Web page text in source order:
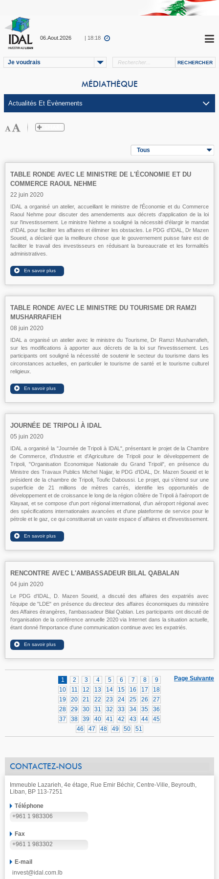
06.Aout.2026 | 18:18
Je voudrais
MÉDIATHÈQUE
Tous
TABLE RONDE AVEC LE MINISTRE DE L'ÉCONOMIE ET DU
COMMERCE RAOUL NEHME
22 juin 2020
IDAL a organisé un atelier, accueillant le ministre de l'Économie et du Commerce
Raoul Nehme pour discuter des amendements aux décrets d'application de la loi
sur l'investissement. Le ministre Nehme a souligné la nécessité d'élargir le mandat
d'IDAL pour faciliter les affaires et éliminer les obstacles. Le PDG d'IDAL, Dr Mazen
Soueid, a déclaré que la meilleure chose que le gouvernement puisse faire est de
faciliter le travail des investisseurs en réduisant la bureaucratie et les formalités
administratives.
TABLE RONDE AVEC LE MINISTRE DU TOURISME DR RAMZI
MUSHARRAFIEH
08 juin 2020
IDAL a organisé un atelier avec le ministre du Tourisme, Dr Ramzi Musharrafieh,
sur les modifications à apporter aux décrets de la loi sur l'investissement. Les
participants ont souligné la nécessité de soutenir le secteur du tourisme dans les
circonstances actuelles, en particulier le tourisme de santé et le tourisme culturel
religieux.
JOURNÉE DE TRIPOLI À IDAL
05 juin 2020
IDAL a organisé la "Journée de Tripoli à IDAL", présentant le projet de la Chambre
de Commerce, d'Industrie et d'Agriculture de Tripoli pour le développement de
Tripoli, "Organisation Economique Nationale du Grand Tripoli", en présence du
Ministre des Travaux Publics Michel Najjar, le PDG d'IDAL, Dr. Mazen Soueid et le
président de la chambre de Tripoli, Toufic Daboussi. Le projet, qui s'étend sur une
superficie de 21 millions de mètres carrés, identifie les opportunités de
développement et de croissance le long de la région côtière de Tripoli à l'aéroport de
Klayaat, et se compose d'un port régional international, d'un aéroport régional avec
des spécifications internationales avancées et d'une plateforme de service pour le
pétrole et le gaz, ce qui constituerait un vaste espace d`affaires et d'investissement.
RENCONTRE AVEC L'AMBASSADEUR BILAL QABALAN
04 juin 2020
Le PDG d'IDAL, D. Mazen Soueid, a discuté des affaires des expatriés avec
l'équipe de "LDE" en présence du directeur des affaires économiques du ministère
des Affaires étrangères, l'ambassadeur Bilal Qablan. Les participants ont discuté de
l'organisation de la conférence annuelle 2020 via Internet dans la situation actuelle,
étant donné l'importance d'une communication continue avec les expatriés.
Page Suivante
1 2 3 4 5 6 7 8
9
10
11 12 13 14 15 16 17
18
19
20 21 22 23 24 25 26
27
28
29 30 31 32 33 34 35
36
37
38 39 40 41 42 43 44
45
46
47 48 49 50 51
CONTACTEZ-NOUS
Immeuble Lazarieh, 4e étage, Rue Emir Béchir, Centre-Ville, Beyrouth,
Liban, BP 113-7251
Téléphone
+961 1 983306
Fax
+961 1 983302
E-mail
invest@idal.com.lb